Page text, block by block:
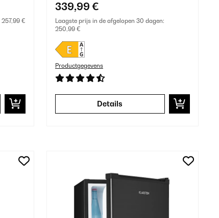
257,99 €
339,99 €
Laagste prijs in de afgelopen 30 dagen:
250,99 €
Productgegevens
Details